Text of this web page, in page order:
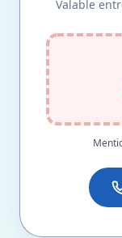
Valable